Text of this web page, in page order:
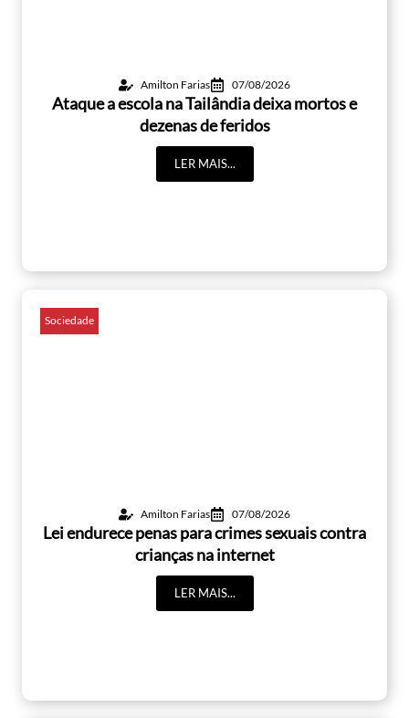
Amilton Farias 07/08/2026
Ataque a escola na Tailândia deixa mortos e
dezenas de feridos
LER MAIS...
Sociedade
Amilton Farias 07/08/2026
Lei endurece penas para crimes sexuais contra
crianças na internet
LER MAIS...